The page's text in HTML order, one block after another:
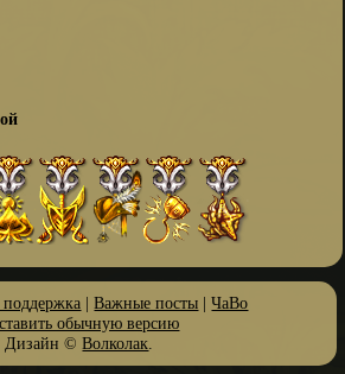
поддержка |Важные посты |ЧаВо
обычную версию
Дизайн ©Волколак